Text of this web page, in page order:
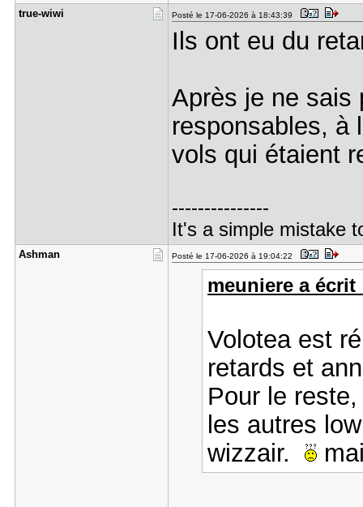
true-wiwi Posté le 17-06-2026 à 18:43:39
Ils ont eu du
Après je ne sais
responsables, à
vols qui étaient
---------------
It's a simple mistake
Ashman Posté le 17-06-2026 à 19:04:22
meuniere a écrit
Volotea est
retards et
Pour le
les autres
wizzair.